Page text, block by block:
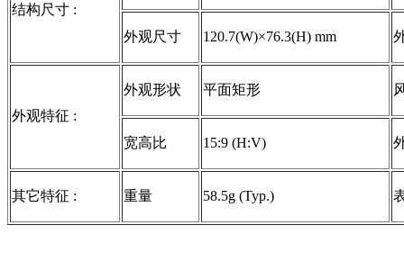
结构尺寸 :
外观尺寸 120.7(W)×76.3(H) mm
外观特征 :
外观形状 平面矩形
宽高比 15:9 (H:V)
其它特征 : 重量 58.5g (Typ.)